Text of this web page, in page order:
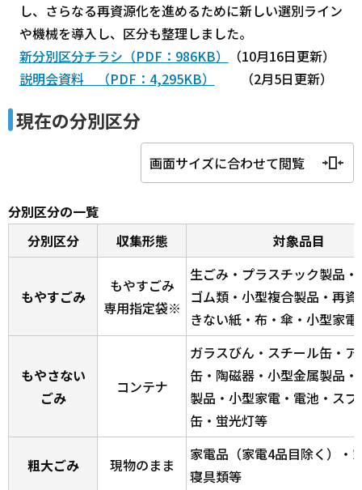
し、さらなる再資源化を進めるために新しい選別ライン
や機械を導入し、区分も整理しました。
新分別区分チラシ（PDF：986KB）
（10月16日更新）
説明会資料 （PDF：4,295KB）
（2月5日更新）
現在の分別区分
画面サイズに合わせて閲覧
分別区分の一覧
分別区分
収集形態 対象品目
もやすごみ
もやすごみ
専用指定袋※
生ごみ・プラスチック製品
ゴム類・小型複合製品・再
きない紙・布・傘・小型家電
もやさない
ごみ
コンテナ
ガラスびん・スチール缶・ア
缶・陶磁器・小型金属製品
製品・小型家電・電池・スプ
缶・蛍光灯等
粗大ごみ 現物のまま
家電品（家電4品目除く）・
寝具類等